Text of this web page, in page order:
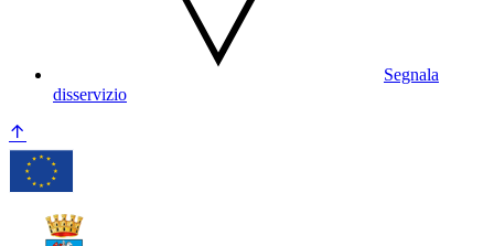
Segnala
disservizio